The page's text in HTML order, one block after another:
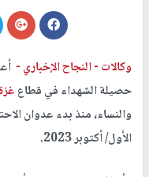
وكالات -النجاح الإخباري -
حصيلة الشهداء في قطاعغزة
والنساء، منذ بدء عدوان
الأول/ أكتوبر 2023.